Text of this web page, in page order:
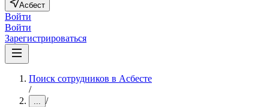
Асбест
Войти
Войти
Зарегистрироваться
Поиск сотрудников в Асбесте
/
... /